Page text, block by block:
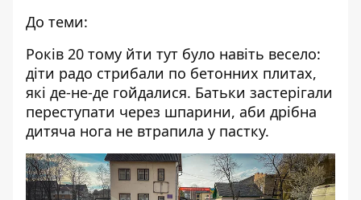
До теми:
Років 20 тому йти тут було навіть весело:
діти радо стрибали по бетонних плитах,
які де-не-де гойдалися. Батьки застерігали
переступати через шпарини, аби дрібна
дитяча нога не втрапила у пастку.